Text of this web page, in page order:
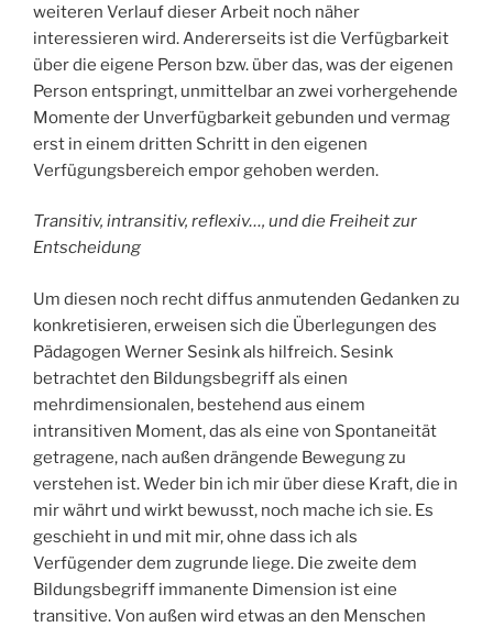
weiteren Verlauf dieser Arbeit noch näher
interessieren wird. Andererseits ist die Verfügbarkeit
über die eigene Person bzw. über das, was der eigenen
Person entspringt, unmittelbar an zwei vorhergehende
Momente der Unverfügbarkeit gebunden und vermag
erst in einem dritten Schritt in den eigenen
Verfügungsbereich empor gehoben werden.
Transitiv, intransitiv, reflexiv…, und die Freiheit zur
Entscheidung
Um diesen noch recht diffus anmutenden Gedanken zu
konkretisieren, erweisen sich die Überlegungen des
Pädagogen Werner Sesink als hilfreich. Sesink
betrachtet den Bildungsbegriff als einen
mehrdimensionalen, bestehend aus einem
intransitiven Moment, das als eine von Spontaneität
getragene, nach außen drängende Bewegung zu
verstehen ist. Weder bin ich mir über diese Kraft, die in
mir währt und wirkt bewusst, noch mache ich sie. Es
geschieht in und mit mir, ohne dass ich als
Verfügender dem zugrunde liege. Die zweite dem
Bildungsbegriff immanente Dimension ist eine
transitive. Von außen wird etwas an den Menschen